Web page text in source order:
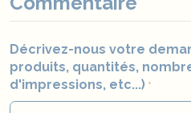
Décrivez-nous votre
produits, quantités,
d'impressions, etc...) *